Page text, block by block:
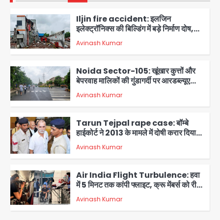
2
Iljin fire accident: इलजिन
इलेक्ट्रॉनिक्स की बिल्डिंग में बड़े निर्माण दोष,
कंक्रीट बीम तिरछा; पीडब्ल्यूडी ऑडिट में
चौंकाने वाला खुलासा
Avinash Kumar
3
Noida Sector-105: खूंखार कुत्तों और
बेपरवाह मालिकों की गुंडागर्दी पर आरडब्ल्यूए
अध्यक्ष दिव्य कृष्णात्रेय का करारा हमला,
पुलिस-प्राधिकरण से सख्त कार्रवाई की मांग
Avinash Kumar
4
Tarun Tejpal rape case: बॉम्बे
हाईकोर्ट ने 2013 के मामले में दोषी करार दिया,
10 साल की सजा सुनाई
Avinash Kumar
5
Air India Flight Turbulence: हवा
में 5 मिनट तक कांपी फ्लाइट, क्रू मेंबर्स को रीढ़
की हड्डी में गंभीर चोट; नागरिक उड्डयन मंत्री
पहुंचे अस्पताल
Avinash Kumar